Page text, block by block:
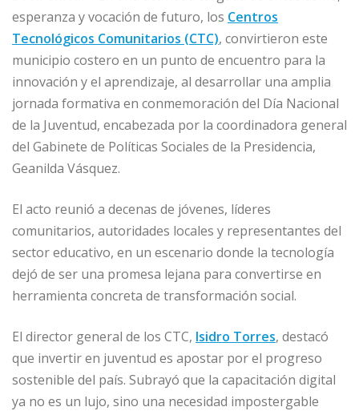
e
b
o
o
k
l e
dI
n
s
A
p
p
e
n
g
e
r
p
ar
ti
r
esperanza y vocación de futuro, los Centros
Tecnológicos Comunitarios (CTC), convirtieron este
municipio costero en un punto de encuentro para la
innovación y el aprendizaje, al desarrollar una amplia
jornada formativa en conmemoración del Día Nacional
de la Juventud, encabezada por la coordinadora general
del Gabinete de Políticas Sociales de la Presidencia,
Geanilda Vásquez.
El acto reunió a decenas de jóvenes, líderes
comunitarios, autoridades locales y representantes del
sector educativo, en un escenario donde la tecnología
dejó de ser una promesa lejana para convertirse en
herramienta concreta de transformación social.
El director general de los CTC, Isidro Torres, destacó
que invertir en juventud es apostar por el progreso
sostenible del país. Subrayó que la capacitación digital
ya no es un lujo, sino una necesidad impostergable